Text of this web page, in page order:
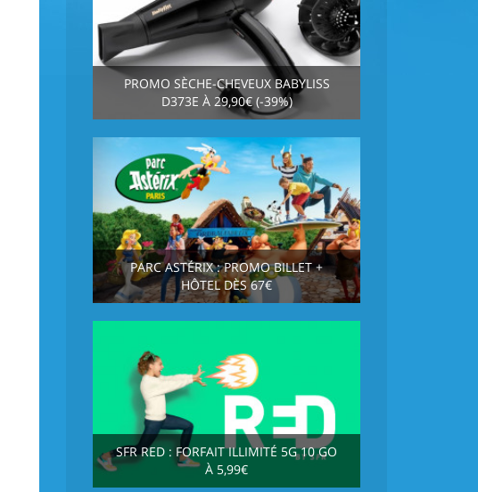
PROMO SÈCHE-CHEVEUX BABYLISS
D373E À 29,90€ (-39%)
PARC ASTÉRIX : PROMO BILLET +
HÔTEL DÈS 67€
SFR RED : FORFAIT ILLIMITÉ 5G 10 GO
À 5,99€